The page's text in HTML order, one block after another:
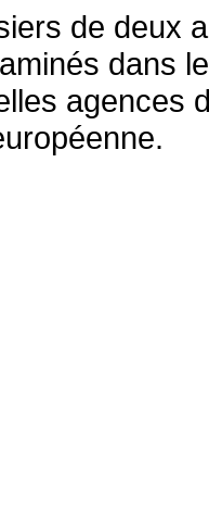
de deux
dans
agences